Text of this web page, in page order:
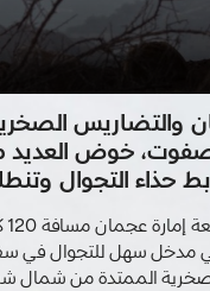
والتضاريس
خوض العديد
حذاء التجوال
إمارة عجمان مسافة 120
مدخل سهل للتجوال في
الممتدة من شمال